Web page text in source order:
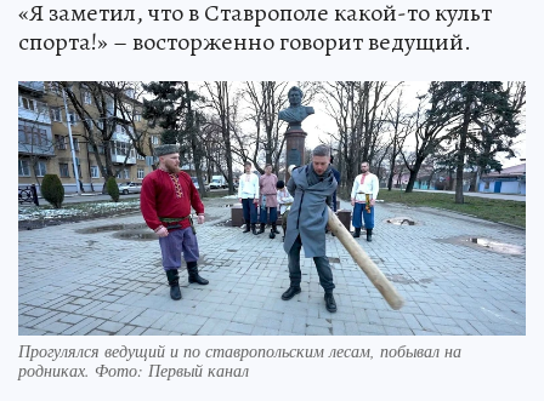
«Я заметил, что в Ставрополе какой-то культ
спорта!» – восторженно говорит ведущий.
Прогулялся ведущий и по ставропольским лесам, побывал на
родниках. Фото: Первый канал